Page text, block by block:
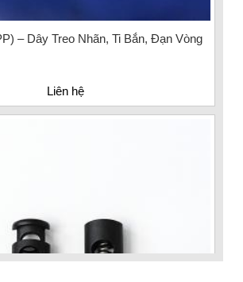
– Dây Treo Nhãn, Ti Bắn, Đạn Vòng